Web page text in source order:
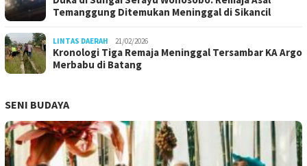
Temanggung Ditemukan Meninggal di Sikancil
LINTAS DAERAH 21/02/2026
Kronologi Tiga Remaja Meninggal Tersambar KA Argo
Merbabu di Batang
SENI BUDAYA